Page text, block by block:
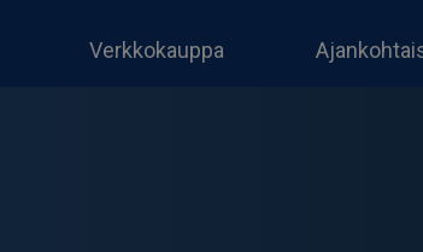
Verkkokauppa